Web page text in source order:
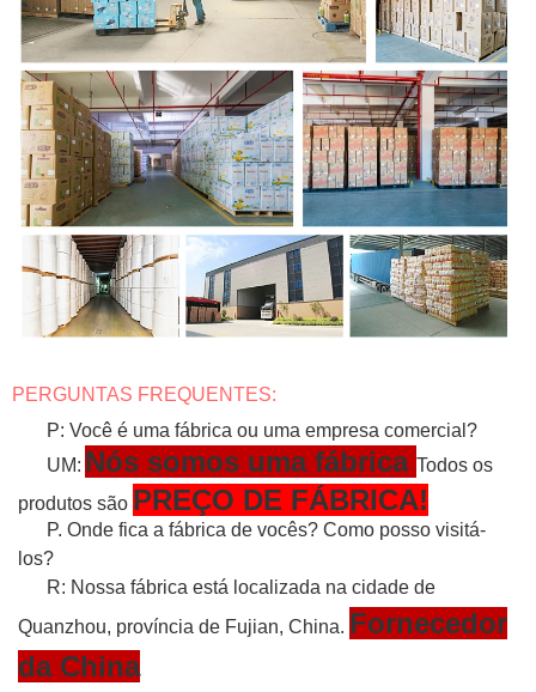
PERGUNTAS FREQUENTES:
P: Você é uma fábrica ou uma empresa comercial?
UM: Nós somos uma fábrica Todos os
produtos são PREÇO DE FÁBRICA!
P. Onde fica a fábrica de vocês? Como posso visitá-
los?
R: Nossa fábrica está localizada na cidade de
Quanzhou, província de Fujian, China. Fornecedor
da China